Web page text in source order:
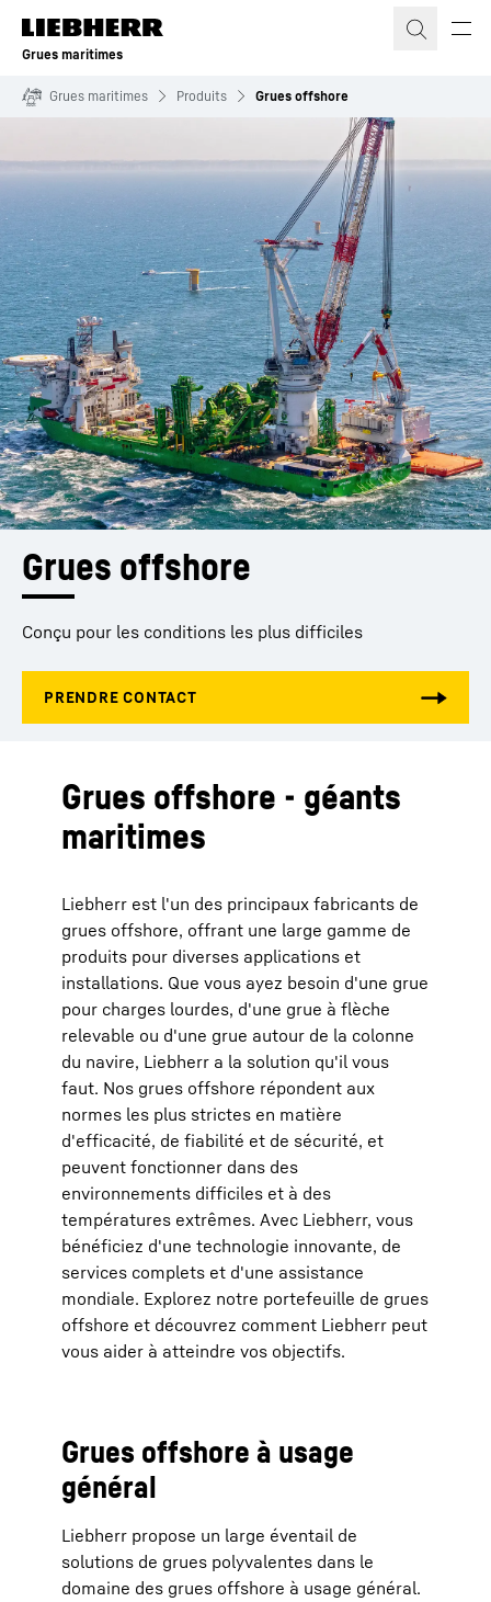
Grues maritimes
Grues maritimes Produits Grues offshore
Grues offshore
Conçu pour les conditions les plus difficiles
Grues offshore - géants
maritimes
Liebherr est l'un des principaux fabricants de
grues offshore, offrant une large gamme de
produits pour diverses applications et
installations. Que vous ayez besoin d'une grue
pour charges lourdes, d'une grue à flèche
relevable ou d'une grue autour de la colonne
du navire, Liebherr a la solution qu'il vous
faut. Nos grues offshore répondent aux
normes les plus strictes en matière
d'efficacité, de fiabilité et de sécurité, et
peuvent fonctionner dans des
environnements difficiles et à des
températures extrêmes. Avec Liebherr, vous
bénéficiez d'une technologie innovante, de
services complets et d'une assistance
mondiale. Explorez notre portefeuille de grues
offshore et découvrez comment Liebherr peut
vous aider à atteindre vos objectifs.
Grues offshore à usage
général
Liebherr propose un large éventail de
solutions de grues polyvalentes dans le
domaine des grues offshore à usage général.